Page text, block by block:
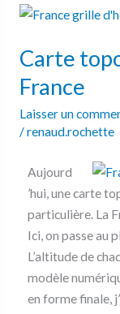
Carte
France
Laisser un
/renaud.rochette
Aujourd
’hui, une carte
particulière. La
Ici, on passe au
L’altitude de
modèle
en forme finale,
Carte
de
France